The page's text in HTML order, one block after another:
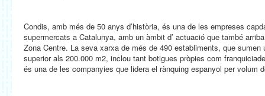
Condis, amb més de 50 anys d’història, és una de les empreses
supermercats a Catalunya, amb un àmbit d’ actuació que també
Zona Centre. La seva xarxa de més de 490 establiments, que sumen
superior als 200.000 m2, inclou tant botigues pròpies com
és una de les companyies que lidera el rànquing espanyol per volum